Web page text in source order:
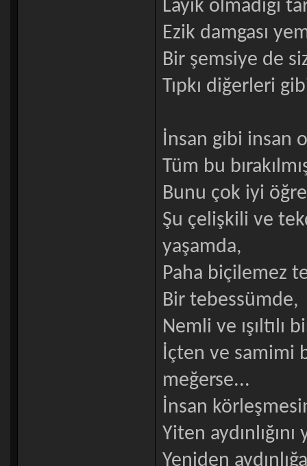
Layık olmadığı
Ezik damgası
Bir şemsiye de
Tıpkı diğerleri
İnsan gibi insan
Tüm bu
Bunu çok iyi
Şu çelişkili ve
yaşamda,
Paha biçilemez
Bir tebessümde,
Nemli ve ışıltılı
İçten ve samimi
meğerse...
İnsan
Yiten
Yeniden